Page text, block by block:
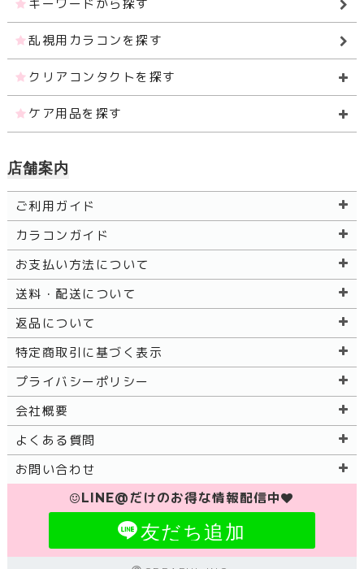
キーワードから探す
乱視用カラコンを探す
クリアコンタクトを探す
ケア用品を探す
店舗案内
ご利用ガイド
カラコンガイド
お支払い方法について
送料・配送について
返品について
特定商取引に基づく表示
プライバシーポリシー
会社概要
よくある質問
お問い合わせ
LINE@だけのお得な情報配信中
友だち追加